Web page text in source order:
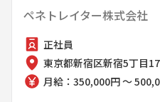
ペネトレイター株式会社
正社員
東京都新宿区新宿5丁目
月給：350,000円 ～